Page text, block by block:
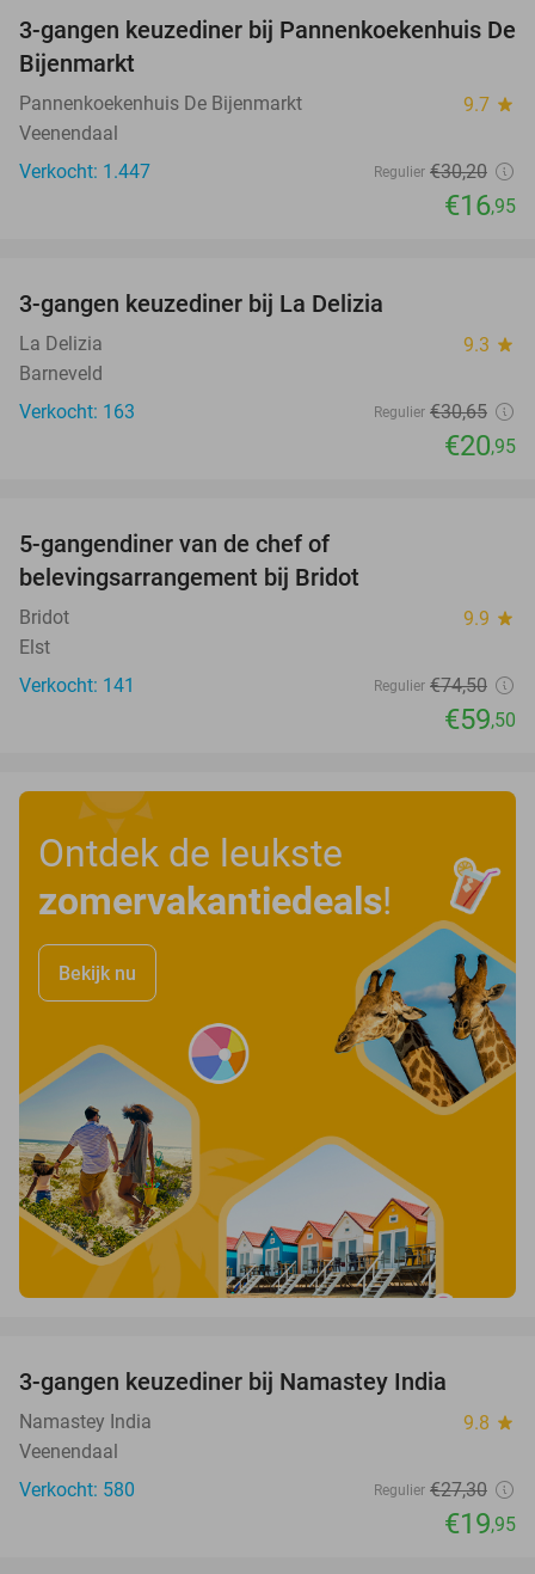
44%
3-gangen keuzediner bij Pannenkoekenhuis De
Bijenmarkt
Pannenkoekenhuis De Bijenmarkt 9.7 star
Veenendaal
Verkocht: 1.447
Regulier €30,20
€16,95
3-gangen keuzediner bij La Delizia
La Delizia 9.3 star
Barneveld
Verkocht: 163
Regulier €30,65
€20,95
5-gangendiner van de chef of
belevingsarrangement bij Bridot
Bridot 9.9 star
Elst
Verkocht: 141
Regulier €74,50
€59,50
Ontdek de leukste
zomervakantiedeals!
Bekijk nu
3-gangen keuzediner bij Namastey India
Namastey India 9.8 star
Veenendaal
Verkocht: 580
Regulier €27,30
€19,95